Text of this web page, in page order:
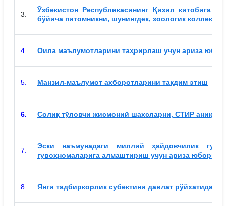
3.
Ўзбекистон Республикасининг Қизил китобига
бўйича питомникни, шунингдек, зоологик
4. Оила маълумотларини таҳрирлаш учун ариза
5. Манзил-маълумот ахборотларини тақдим этиш
6. Солиқ тўловчи жисмоний шахсларни, СТИР
7.
Эски наъмунадаги миллий ҳайдовчилик
гувоҳномаларига алмаштириш учун ариза юбориш
8. Янги тадбиркорлик субектини давлат рўйхатидан